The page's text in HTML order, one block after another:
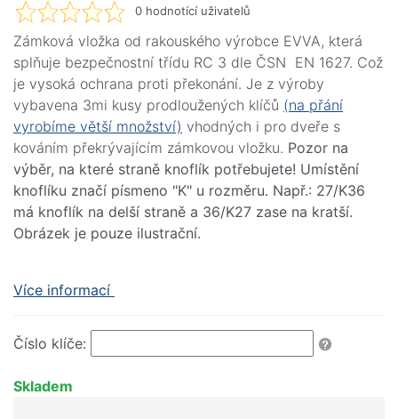
0hodnotící uživatelů
Zámková vložka od rakouského výrobce EVVA, která
splňuje bezpečnostní třídu RC 3 dle ČSN EN 1627. Což
je vysoká ochrana proti překonání. Je z výroby
vybavena 3mi kusy prodloužených klíčů (na přání
vyrobíme větší množství) vhodných i pro dveře s
kováním překrývajícím zámkovou vložku. Pozor na
výběr, na které straně knoflík potřebujete! Umístění
knoflíku značí písmeno "K" u rozměru. Např.: 27/K36
má knoflík na delší straně a 36/K27 zase na kratší.
Obrázek je pouze ilustrační.
Více informací
Číslo klíče:
Skladem